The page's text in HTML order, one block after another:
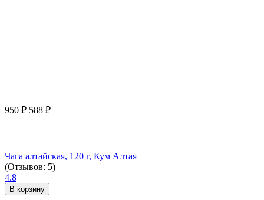
950 ₽ 588 ₽
Чага алтайская, 120 г, Кум Алтая
(Отзывов: 5)
4.8
В корзину